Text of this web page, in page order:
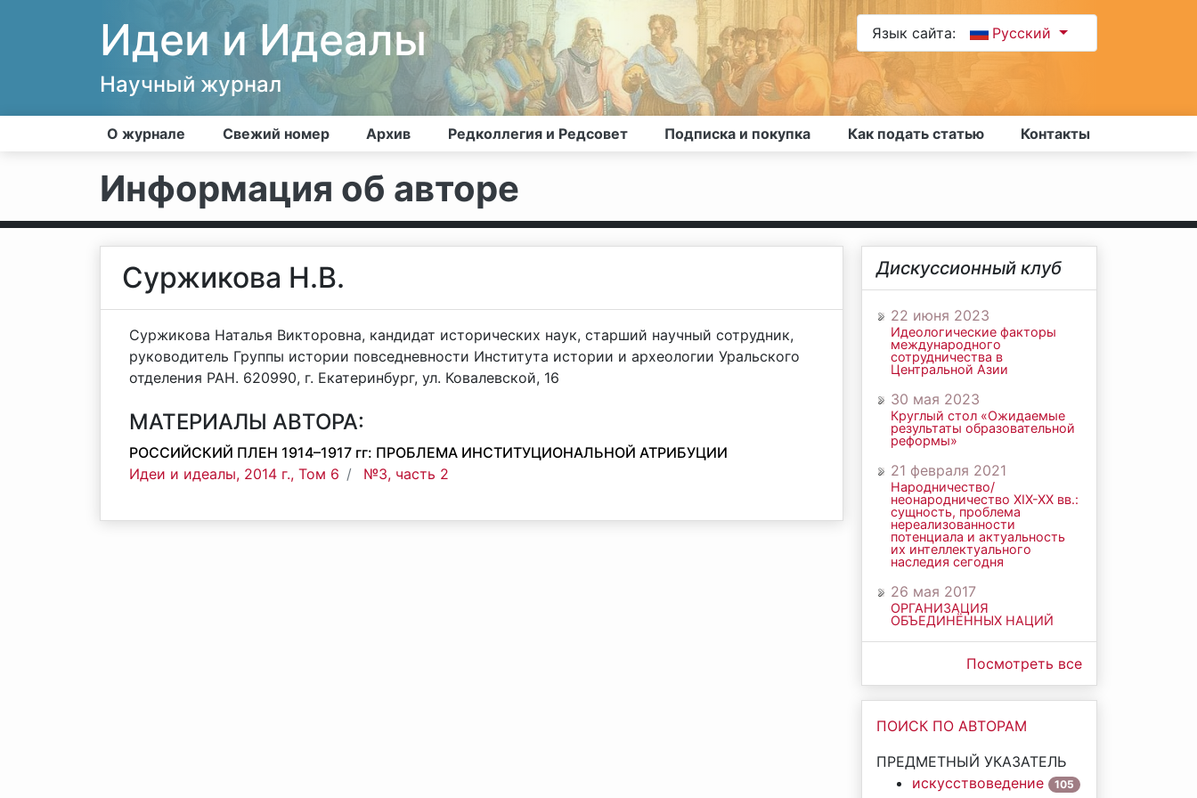
Идеи и Идеалы
Научный журнал
Язык сайта: Русский
О журнале Свежий номер Архив Редколлегия и Редсовет Подписка и покупка Как подать статью Контакты
Информация об авторе
Суржикова Н.В.
Суржикова Наталья Викторовна, кандидат исторических наук, старший научный сотрудник,
руководитель Группы истории повседневности Института истории и археологии Уральского
отделения РАН. 620990, г. Екатеринбург, ул. Ковалевской, 16
МАТЕРИАЛЫ АВТОРА:
РОССИЙСКИЙ ПЛЕН 1914–1917 гг: ПРОБЛЕМА ИНСТИТУЦИОНАЛЬНОЙ АТРИБУЦИИ
Идеи и идеалы, 2014 г., Том 6
№3, часть 2
Дискуссионный клуб
22 июня 2023
Идеологические факторы
международного
сотрудничества в
Центральной Азии
30 мая 2023
Круглый стол «Ожидаемые
результаты образовательной
реформы»
21 февраля 2021
Народничество/
неонародничество ХIХ-ХХ вв.:
сущность, проблема
нереализованности
потенциала и актуальность
их интеллектуального
наследия сегодня
26 мая 2017
ОРГАНИЗАЦИЯ
ОБЪЕДИНЁННЫХ НАЦИЙ
Посмотреть все
ПОИСК ПО АВТОРАМ
ПРЕДМЕТНЫЙ УКАЗАТЕЛЬ
искусствоведение
105